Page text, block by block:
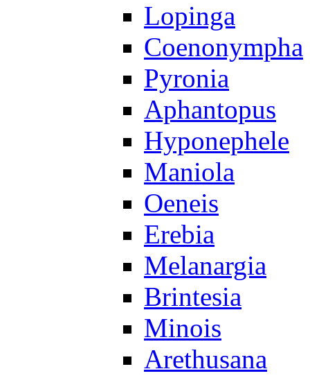
Lopinga
Coenonympha
Pyronia
Aphantopus
Hyponephele
Maniola
Oeneis
Erebia
Melanargia
Brintesia
Minois
Arethusana